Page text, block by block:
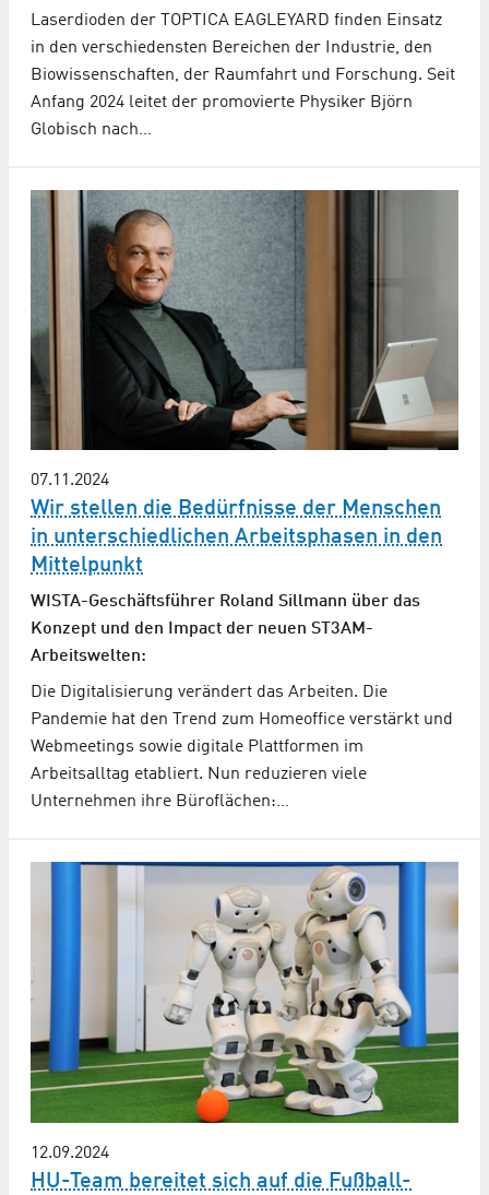
Laserdioden der TOPTICA EAGLEYARD finden Einsatz
in den verschiedensten Bereichen der Industrie, den
Biowissenschaften, der Raumfahrt und Forschung. Seit
Anfang 2024 leitet der promovierte Physiker Björn
Globisch nach…
07.11.2024
Wir stellen die Bedürfnisse der Menschen
in unterschiedlichen Arbeitsphasen in den
Mittelpunkt
WISTA-Geschäftsführer Roland Sillmann über das
Konzept und den Impact der neuen ST3AM-
Arbeitswelten:
Die Digitalisierung verändert das Arbeiten. Die
Pandemie hat den Trend zum Homeoffice verstärkt und
Webmeetings sowie digitale Plattformen im
Arbeitsalltag etabliert. Nun reduzieren viele
Unternehmen ihre Büroflächen:…
12.09.2024
HU-Team bereitet sich auf die Fußball-